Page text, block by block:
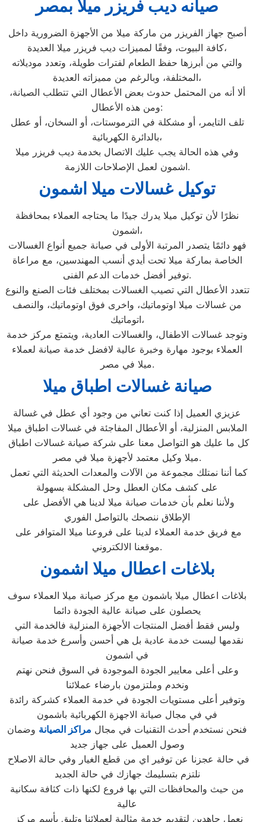
صيانه ديب فريزر ميلا بمصر
أصبح جهاز الفريزر من ماركة ميلا من الأجهزة الضرورية داخل
كافة البيوت، وفقًا لمميزات ديب فريزر ميلا العديدة،
والتي من أبرزها حفظ الطعام لفترات طويلة، وتعدد موديلاته
المختلفة، وبالرغم من مميزاته العديدة،
ألا أنه من المحتمل حدوث بعض الأعطال التي تتطلب الصيانة،
ومن هذه الأعطال:
تلف التايمر، أو مشكلة في الترموستات، أو السخان، أو عطل
بالدائرة الكهربائية،
وفي هذه الحالة يجب عليك الاتصال بخدمة ديب فريزر ميلا
اشمون لعمل الإصلاحات اللازمة.
توكيل غسالات ميلا اشمون
نظرًا لأن توكيل ميلا يدرك جيدًا ما يحتاجه العملاء بمحافظة
اشمون،
فهو دائمًا يتصدر المرتبة الأولى في صيانة جميع أنواع الغسالات
الخاصة بماركة ميلا تحت أيدي أنسب المهندسين، مع مراعاة
توفير أفضل خدمات الدعم الفنى.
تتعدد الأعطال التي تصيب الغسالات بمختلف فئات الصنع والنوع
من غسالات ميلا اوتوماتيك، واخرى فوق اوتوماتيك، والنصف
اتوماتيك،
وتوجد غسالات الاطفال، والغسالات العادية، ويتمتع مركز خدمة
العملاء بوجود مهارة وخبرة عالية لافضل خدمة صيانة لعملاء
ميلا في مصر.
صيانة غسالات اطباق ميلا
عزيزي العميل إذا كنت تعاني من وجود أي عطل في غسالة
الملابس المنزلية، أو الأعطال المفاجئة في غسالات اطباق ميلا
ميلا وكيل معتمد لأجهزة ميلا في مصر.
على كشف مكان العطل وحل المشكلة بسهولة
الإطلاق ننصحك بالتواصل الفوري
موقعنا الالكتروني.
بلاغات اعطال ميلا اشمون
بلاغات اعطال ميلا باشمون مع مركز صيانة ميلا العملاء سوف
يحصلون على صيانة عالية الجودة دائما
وليس فقط أفضل المنتجات الأجهزة المنزلية فالخدمة التي
نقدمها ليست خدمة عادية بل هي أحسن وأسرع خدمة صيانة
في اشمون
وعلى أعلى معايير الجودة الموجودة في السوق فنحن نهتم
ونخدم وملتزمون بارضاء عملائنا
وتوفير أعلى مستويات الجودة في خدمة العملاء كشركة رائدة
في في مجال صيانة الاجهزة الكهربائية باشمون
فنحن نستخدم أحدث التقنيات في مجال مراكز الصيانة وضمان
وصول العميل على جهاز جديد
نلتزم بتسليمك جهازك في حالة الجديد
من حيث والمحافظات التي بها فروع لكنها ذات كثافة سكانية
عالية